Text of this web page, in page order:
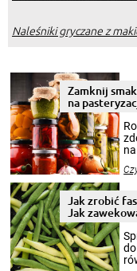
Naleśniki gryczane z
Zamknij
na
Jak zrobić
Jak